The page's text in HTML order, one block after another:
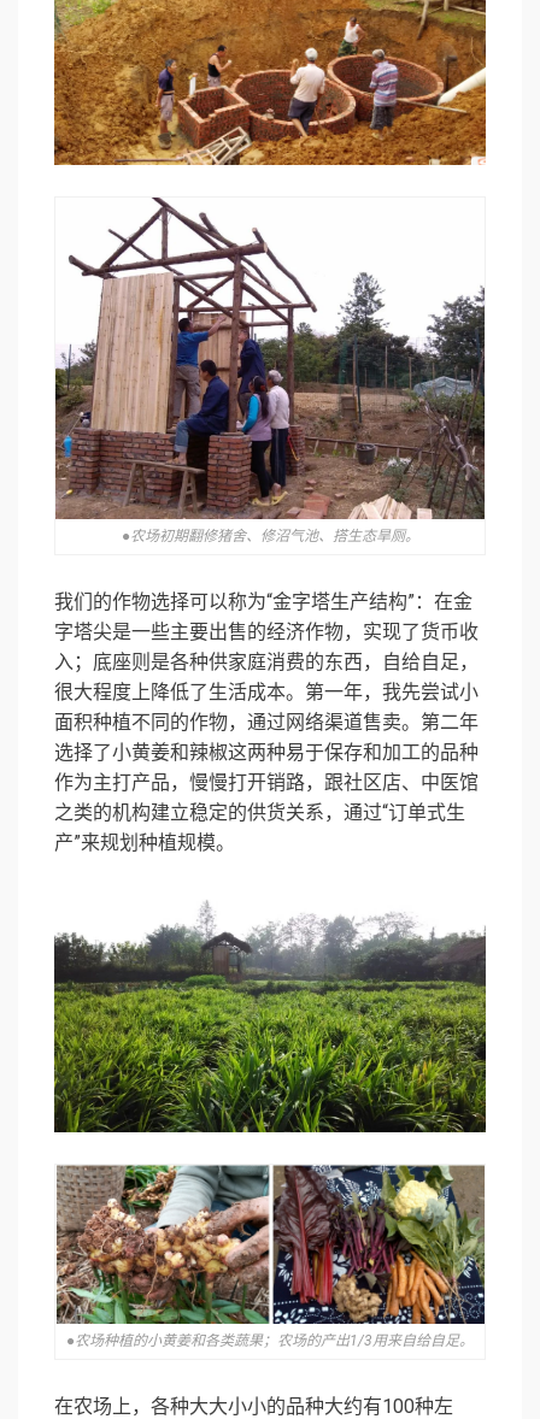
●农场初期翻修猪舍、修沼气池、搭生态旱厕。
我们的作物选择可以称为“金字塔生产结构”：在金
字塔尖是一些主要出售的经济作物，实现了货币收
入；底座则是各种供家庭消费的东西，自给自足，
很大程度上降低了生活成本。 第一年，我先尝试小
面积种植不同的作物，通过网络渠道售卖。第二年
选择了小黄姜和辣椒这两种易于保存和加工的品种
作为主打产品，慢慢打开销路，跟社区店、中医馆
之类的机构建立稳定的供货关系，通过“订单式生
产”来规划种植规模。
●农场种植的小黄姜和各类蔬果；农场的产出1/3用来自给自足。
在农场上，各种大大小小的品种大约有100种左